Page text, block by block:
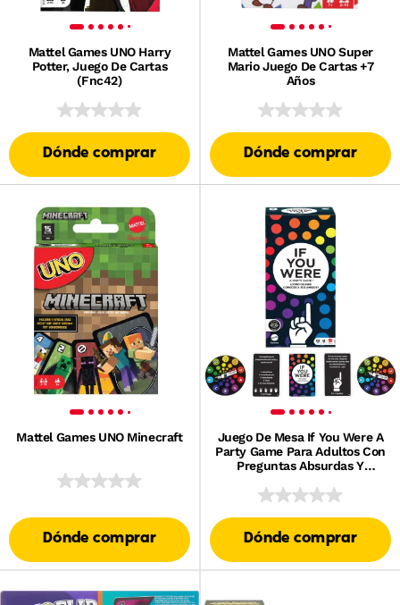
Mattel Games UNO Harry
Potter, Juego De Cartas
(Fnc42)
Dónde comprar
Mattel Games UNO Super
Mario Juego De Cartas +7
Años
Dónde comprar
Mattel Games UNO Minecraft
Dónde comprar
Juego De Mesa If You Were A
Party Game Para Adultos Con
Preguntas Absurdas Y
Jugadores
Dónde comprar